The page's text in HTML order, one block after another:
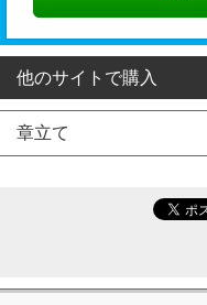
他のサイトで購入
章立て